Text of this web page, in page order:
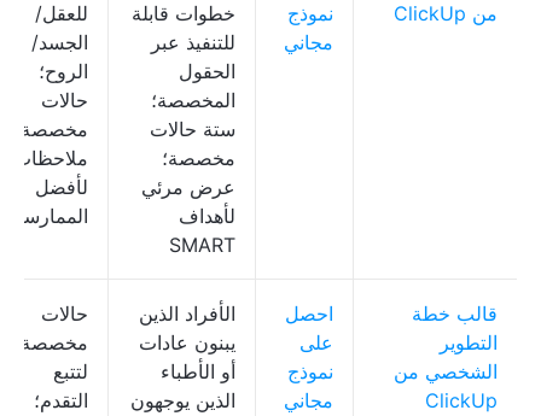
من ClickUp
نموذج
مجاني
خطوات قابلة
للتنفيذ عبر
الحقول
المخصصة؛
ستة حالات
مخصصة؛
عرض مرئي
لأهداف
SMART
للعقل/
الجسد/
الروح؛
حالات
مخصصة؛
ملاحظات
لأفضل
الممارسات
قالب خطة
التطوير
الشخصي من
ClickUp
احصل
على
نموذج
مجاني
الأفراد الذين
يبنون عادات
أو الأطباء
الذين يوجهون
حالات
مخصصة
لتتبع
التقدم؛